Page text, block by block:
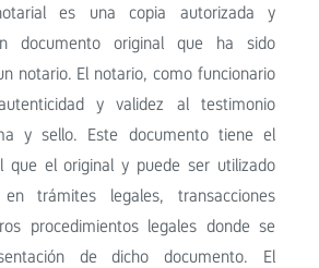
es una copia autorizada y
documento original que ha sido
notario. El notario, como funcionario
y validez al testimonio
y sello. Este documento tiene el
que el original y puede ser utilizado
trámites legales, transacciones
procedimientos legales donde se
de dicho documento. El